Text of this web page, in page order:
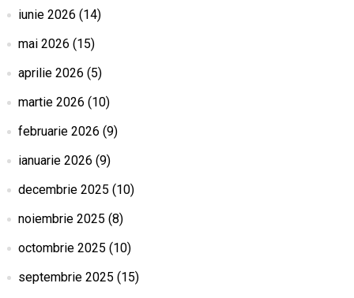
iunie 2026 (14)
mai 2026 (15)
aprilie 2026 (5)
martie 2026 (10)
februarie 2026 (9)
ianuarie 2026 (9)
decembrie 2025 (10)
noiembrie 2025 (8)
octombrie 2025 (10)
septembrie 2025 (15)